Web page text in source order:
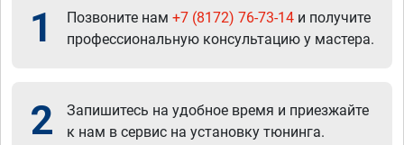
1 Позвоните нам +7 (8172) 76-73-14 и получите
профессиональную консультацию у мастера.
2
Запишитесь на удобное время и приезжайте
к нам в сервис на установку тюнинга.